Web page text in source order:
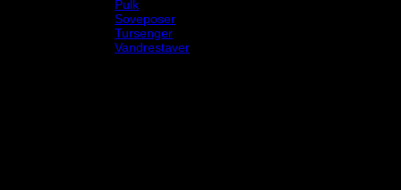
Pulk
Soveposer
Tursenger
Vandrestaver